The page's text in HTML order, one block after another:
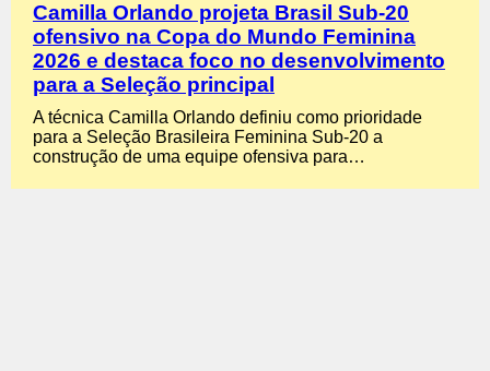
Camilla Orlando projeta Brasil Sub-20
ofensivo na Copa do Mundo Feminina
2026 e destaca foco no desenvolvimento
para a Seleção principal
A técnica Camilla Orlando definiu como prioridade
para a Seleção Brasileira Feminina Sub-20 a
construção de uma equipe ofensiva para…